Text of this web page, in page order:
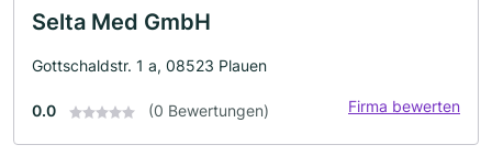
Selta Med GmbH
Gottschaldstr. 1 a, 08523 Plauen
0.0 (0 Bewertungen) Firma bewerten